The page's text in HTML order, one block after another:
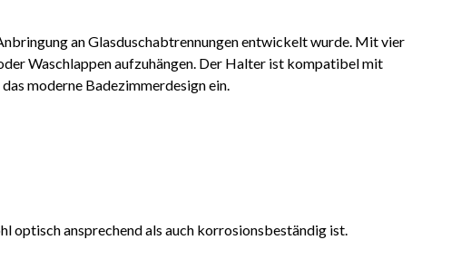
an Glasduschabtrennungen entwickelt wurde. Mit vier
Waschlappen aufzuhängen. Der Halter ist kompatibel mit
moderne Badezimmerdesign ein.
ansprechend als auch korrosionsbeständig ist.